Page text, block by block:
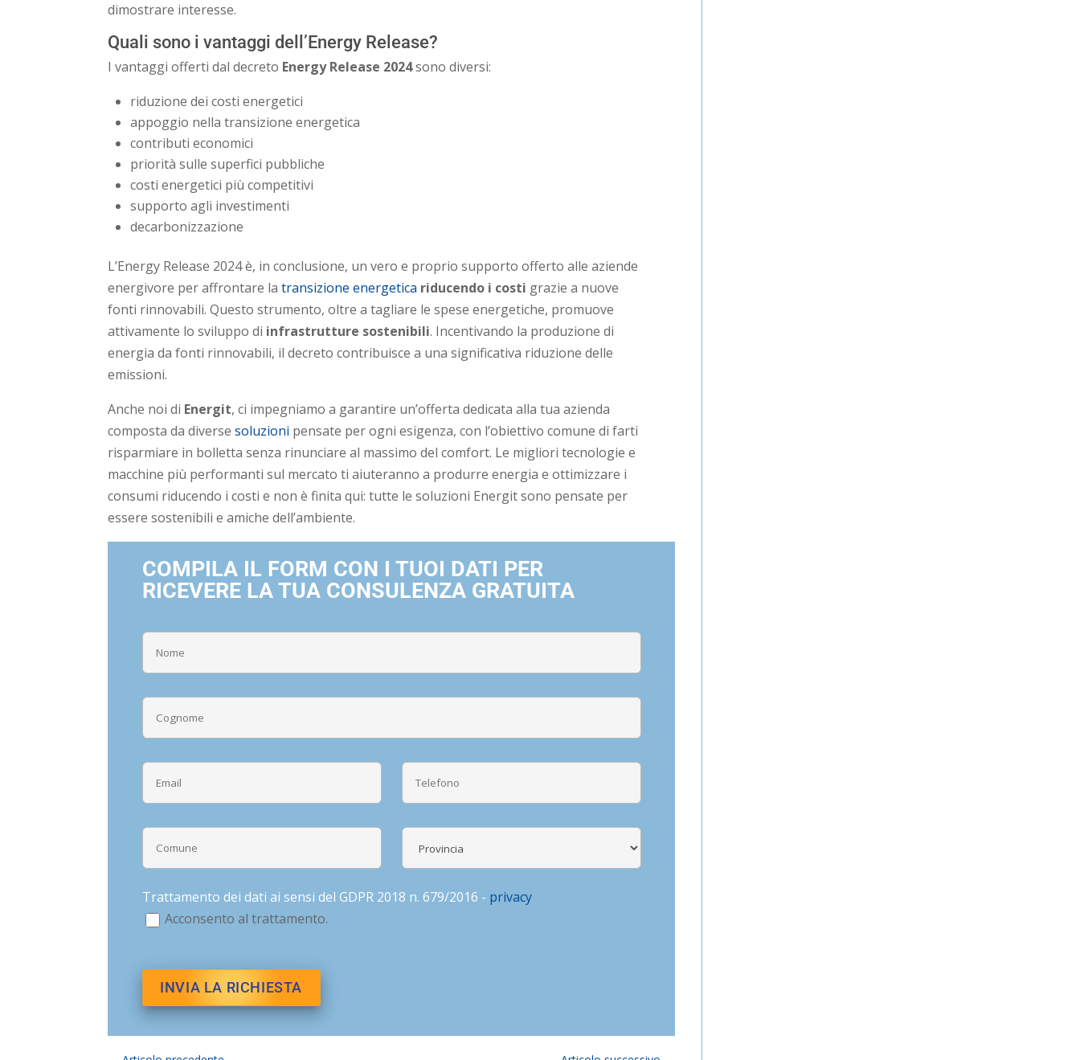
dimostrare interesse.
Quali sono i vantaggi dell’Energy Release?
I vantaggi offerti dal decreto Energy Release 2024sono diversi:
riduzione dei costi energetici
appoggio nella transizione energetica
contributi economici
priorità sulle superfici pubbliche
costi energetici più competitivi
supporto agli investimenti
decarbonizzazione
L’Energy Release 2024 è, in conclusione, un vero e proprio supporto offerto alle aziende
energivore per affrontare latransizione energetica riducendo i costi grazie a nuove
fonti rinnovabili. Questo strumento, oltre a tagliare le spese energetiche, promuove
attivamente lo sviluppo di infrastrutture sostenibili. Incentivando la produzione di
energia da fonti rinnovabili, il decreto contribuisce a una significativa riduzione delle
emissioni.
Anche noi di Energit, ci impegniamo a garantire un’offerta dedicata alla tua azienda
composta da diversesoluzioni pensate per ogni esigenza, con l’obiettivo comune di farti
risparmiare in bolletta senza rinunciare al massimo del comfort. Le migliori tecnologie e
macchine più performanti sul mercato ti aiuteranno a produrre energia e ottimizzare i
consumi riducendo i costi e non è finita qui: tutte le soluzioni Energit sono pensate per
essere sostenibili e amiche dell’ambiente.
COMPILA IL FORM CON I TUOI DATI PER
RICEVERE LA TUA CONSULENZA GRATUITA
Trattamento dei dati ai sensi del GDPR 2018 n. 679/2016 - privacy
Acconsento al trattamento.